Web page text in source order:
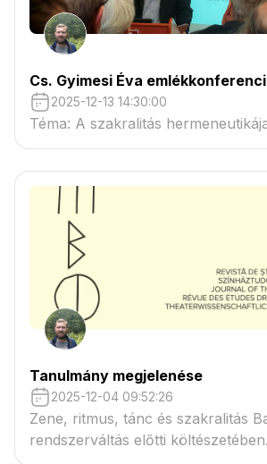
Cs. Gyimesi Éva
2025-12-13 14:30:00
Téma: A szakralitás
Tanulmány megjelenése
2025-12-04 09:52:26
Zene, ritmus, tánc és szakralitás
rendszerváltás előtti